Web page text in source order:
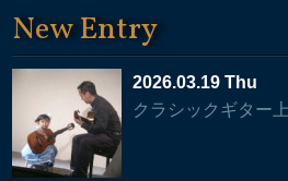
New Entry
2026.03.19 Thu
クラシックギター